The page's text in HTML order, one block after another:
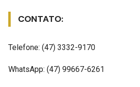
CONTATO:
Telefone: (47) 3332-9170
WhatsApp: (47) 99667-6261